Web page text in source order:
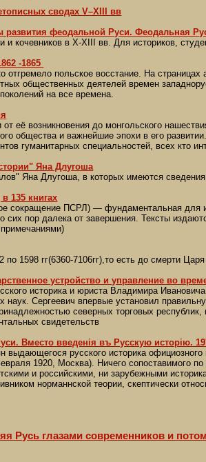
сводах V–XIII вв
феодальной Руси. Феодальная
кочевников в X-XIII вв. Для историков,
-1865
польское восстание. На
общественных деятелей времен
на все времена.
её возникновения до монгольского
общества и важнейшие эпохи в его развитии.
гуманитарных специальностей, всех кто
Яна Длугоша
Яна Длугоша, в которых имеются
135 книгах
сокращение ПСРЛ) — фундаментальная для
сих пор далека от завершения. Тексты
1598 гг(6360-7106гг),то есть до смерти
устройство и управление во
историка и юриста Владимира
наук. Сергеевич впервые установил
северных торговых
свидетельств
Вместо введенiя въ Русскую исторiю.
русского историка
1920, Москва). Ничего сопоставимого по
и российскими, ни зарубежными
норманнской теории, скептически
Русь глазами современников и